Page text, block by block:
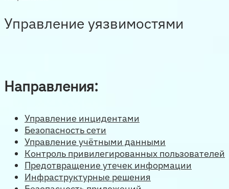
Управление уязвимостями
Направления:
Управление инцидентами
Безопасность сети
Управление учётными данными
Контроль привилегированных пользователей
Предотвращение утечек информации
Инфраструктурные решения